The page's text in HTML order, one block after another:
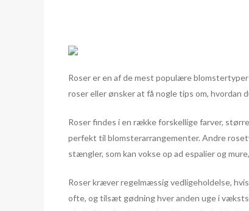
Roser er en af de mest populære
roser eller ønsker at få nogle tips om, hvordan
Roser findes i en række forskellige farver,
perfekt til blomsterarrangementer. Andre
stængler, som kan vokse op ad espalier og
Roser kræver regelmæssig vedligeholdelse,
ofte, og tilsæt gødning hver anden uge i